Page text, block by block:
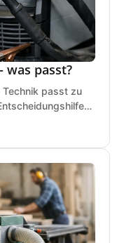
was passt?
Technik passt zu